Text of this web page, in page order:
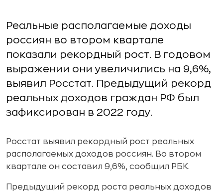
Реальные располагаемые доходы
россиян во втором квартале
показали рекордный рост. В годовом
выражении они увеличились на 9,6%,
выявил Росстат. Предыдущий рекорд
реальных доходов граждан РФ был
зафиксирован в 2022 году.
Росстат выявил рекордный рост реальных
располагаемых доходов россиян. Во втором
квартале он составил 9,6%, сообщил РБК.
Предыдущий рекорд роста реальных доходов